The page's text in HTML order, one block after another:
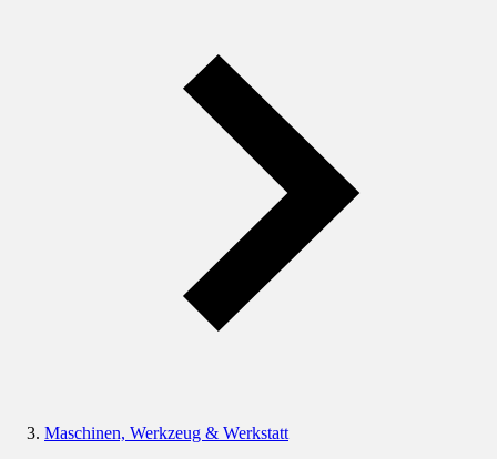
Maschinen, Werkzeug & Werkstatt